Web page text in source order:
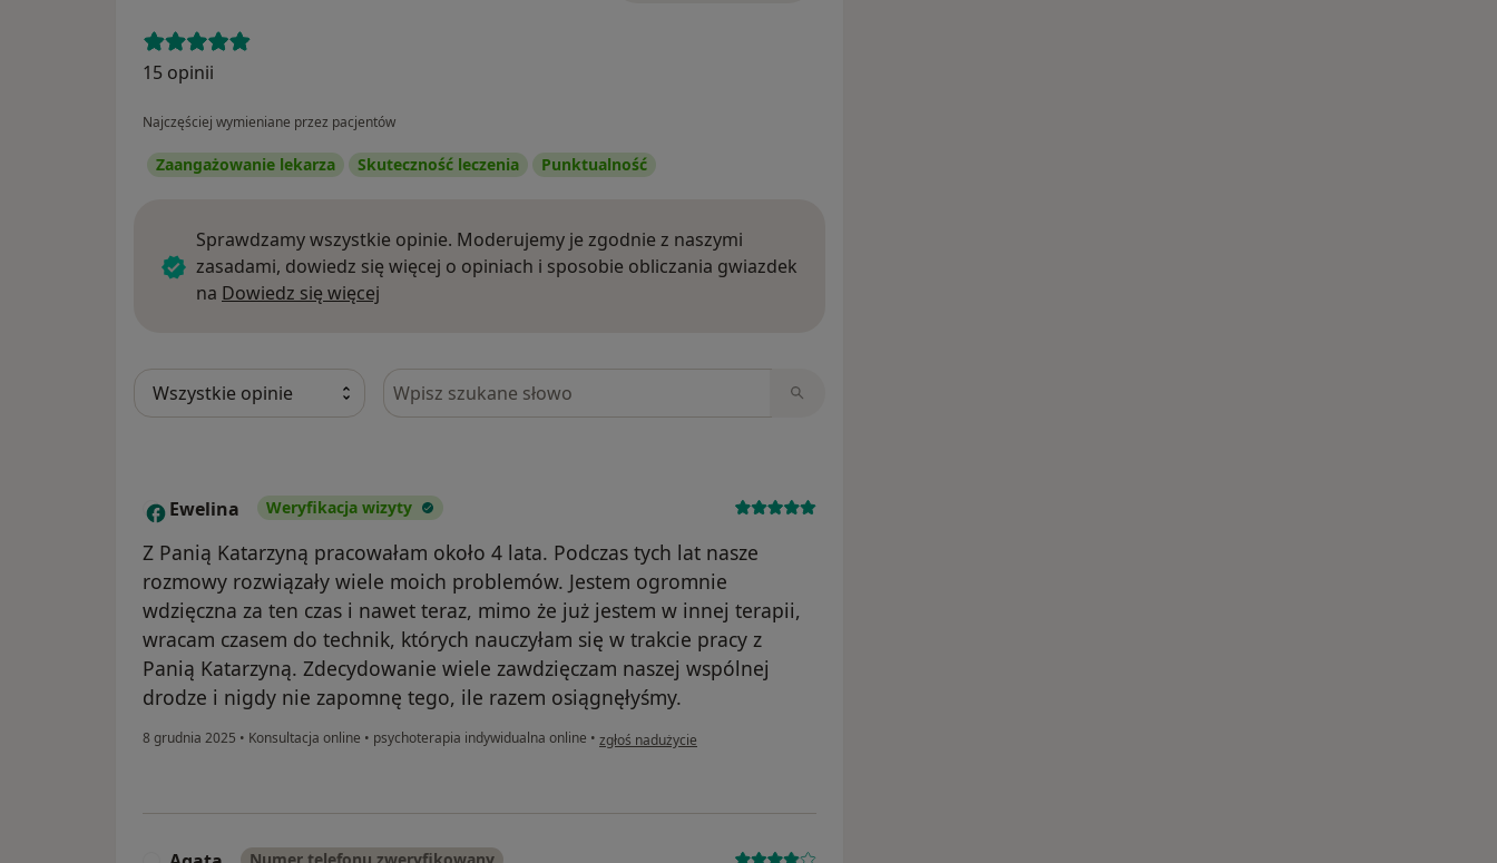
15 opinii
Najczęściej wymieniane przez pacjentów
Zaangażowanie lekarza Skuteczność leczenia Punktualność
Sprawdzamy wszystkie opinie. Moderujemy je zgodnie z naszymi
zasadami, dowiedz się więcej o opiniach i sposobie obliczania gwiazdek
na Dowiedz się więcej
Szukaj w opiniach
E Ewelina Weryfikacja wizyty
Z Panią Katarzyną pracowałam około 4 lata. Podczas tych lat nasze
rozmowy rozwiązały wiele moich problemów. Jestem ogromnie
wdzięczna za ten czas i nawet teraz, mimo że już jestem w innej terapii,
wracam czasem do technik, których nauczyłam się w trakcie pracy z
Panią Katarzyną. Zdecydowanie wiele zawdzięczam naszej wspólnej
drodze i nigdy nie zapomnę tego, ile razem osiągnęłyśmy.
8 grudnia 2025 • Konsultacja online • psychoterapia indywidualna online • w opinii użytkownika Ewelina
zgłoś nadużycie
Numer telefonu zweryfikowany